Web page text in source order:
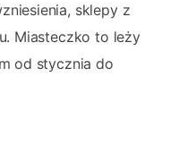
sklepy z
Miasteczko to leży
od stycznia do